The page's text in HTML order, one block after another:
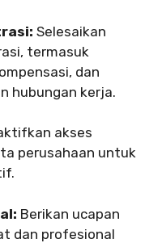
Selesaikan
termasuk
dan
hubungan kerja.
akses
perusahaan untuk
Berikan ucapan
dan profesional